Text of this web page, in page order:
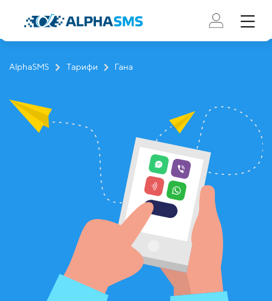
AlphaSMS Тарифи Гана